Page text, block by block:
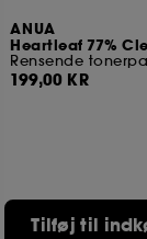
ANUA
Heartleaf 77%
Rensende
199,00 KR
Tilføj til